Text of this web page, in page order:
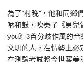
為了“村晚”，他和同鄉
吶和鼓，吹奏了《男兒
you》3首分歧作風的
文明的人，在情勢上必
在測驗考試將今世審美